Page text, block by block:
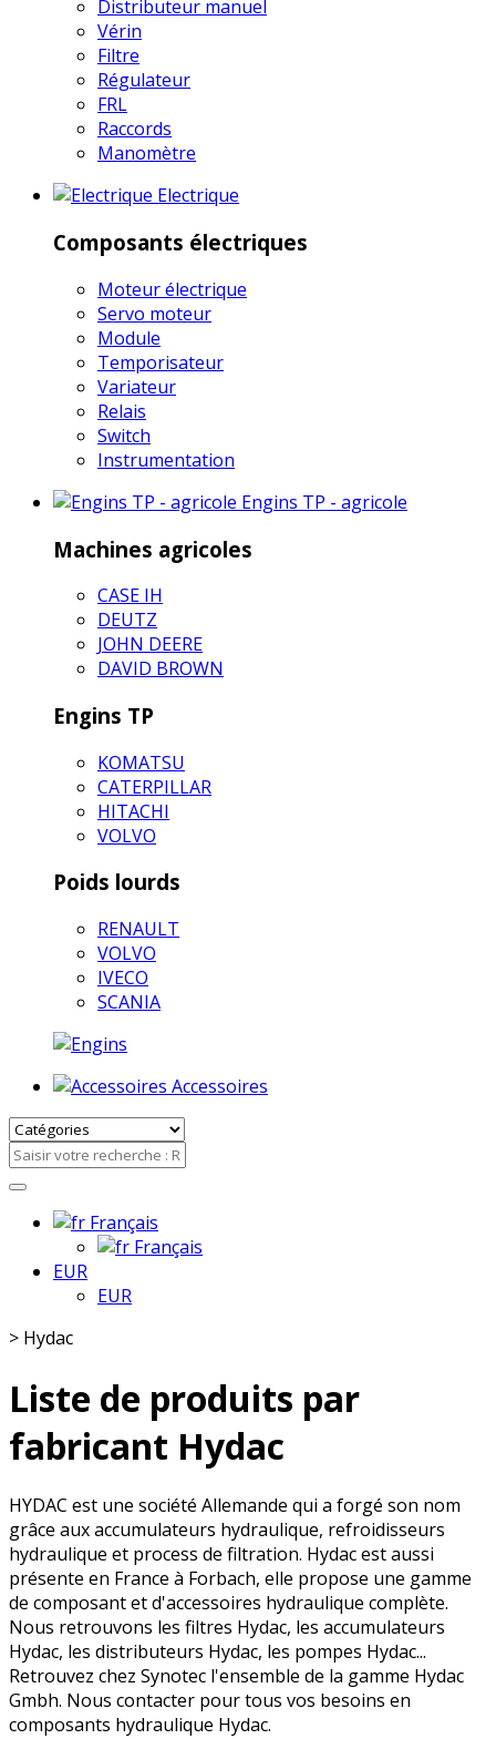
Distributeur manuel
Vérin
Filtre
Régulateur
FRL
Raccords
Manomètre
Electrique
Composants électriques
Moteur électrique
Servo moteur
Module
Temporisateur
Variateur
Relais
Switch
Instrumentation
Engins TP - agricole
Machines agricoles
CASE IH
DEUTZ
JOHN DEERE
DAVID BROWN
Engins TP
KOMATSU
CATERPILLAR
HITACHI
VOLVO
Poids lourds
RENAULT
VOLVO
IVECO
SCANIA
Accessoires
Français
Français
EUR
EUR
> Hydac
Liste de produits par
fabricant Hydac
HYDAC est une société Allemande qui a forgé son nom
grâce aux accumulateurs hydraulique, refroidisseurs
hydraulique et process de filtration. Hydac est aussi
présente en France à Forbach, elle propose une gamme
de composant et d'accessoires hydraulique complète.
Nous retrouvons les filtres Hydac, les accumulateurs
Hydac, les distributeurs Hydac, les pompes Hydac...
Retrouvez chez Synotec l'ensemble de la gamme Hydac
Gmbh. Nous contacter pour tous vos besoins en
composants hydraulique Hydac.